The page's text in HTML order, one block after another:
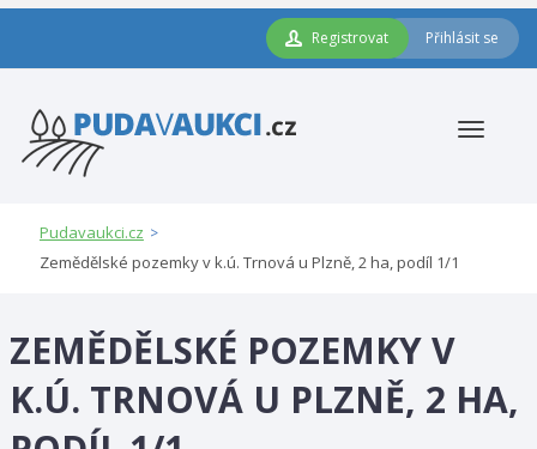
Přihlásit se
Registrovat
Pudavaukci.cz >
Zemědělské pozemky v k.ú. Trnová u Plzně, 2 ha, podíl 1/1
ZEMĚDĚLSKÉ POZEMKY V
K.Ú. TRNOVÁ U PLZNĚ, 2 HA,